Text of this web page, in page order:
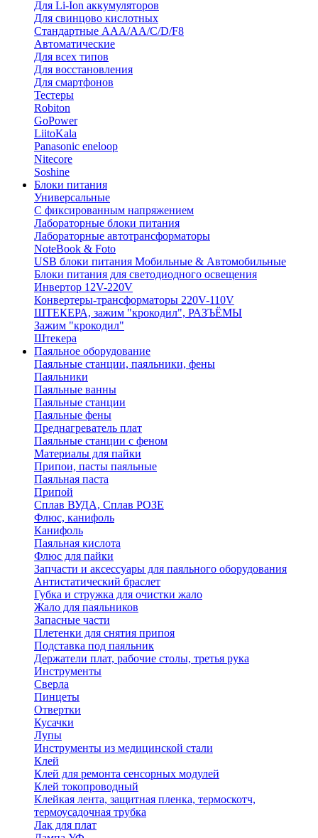
Для Li-Ion аккумуляторов
Для свинцово кислотных
Стандартные ААА/АА/С/D/F8
Автоматические
Для всех типов
Для восстановления
Для смартфонов
Тестеры
Robiton
GoPower
LiitoKala
Panasonic eneloop
Nitecore
Soshine
Блоки питания
Универсальные
C фиксированным напряжением
Лабораторные блоки питания
Лабораторные автотрансформаторы
NoteBook & Foto
USB блоки питания Мобильные & Автомобильные
Блоки питания для светодиодного освещения
Инвертор 12V-220V
Конвертеры-трансформаторы 220V-110V
ШТЕКЕРА, зажим "крокодил", РАЗЪЁМЫ
Зажим "крокодил"
Штекера
Паяльное оборудование
Паяльные станции, паяльники, фены
Паяльники
Паяльные ванны
Паяльные станции
Паяльные фены
Преднагреватель плат
Паяльные станции с феном
Материалы для пайки
Припои, пасты паяльные
Паяльная паста
Припой
Сплав ВУДА, Сплав РОЗЕ
Флюс, канифоль
Канифоль
Паяльная кислота
Флюс для пайки
Запчасти и аксессуары для паяльного оборудования
Антистатический браслет
Губка и стружка для очистки жало
Жало для паяльников
Запасные части
Плетенки для снятия припоя
Подставка под паяльник
Держатели плат, рабочие столы, третья рука
Инструменты
Сверла
Пинцеты
Отвертки
Кусачки
Лупы
Инструменты из медицинской стали
Клей
Клей для ремонта сенсорных модулей
Клей токопроводный
Клейкая лента, защитная пленка, термоскотч,
термоусадочная трубка
Лак для плат